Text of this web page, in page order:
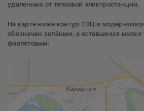
удаленных от тепловой электростанции.
На карте ниже контур ТЭЦ и
обозначен зелёным, а оставшихся
фиолетовым: